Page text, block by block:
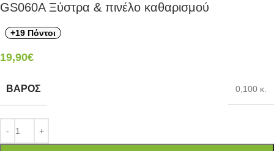
GS060A Ξύστρα & πινέλο καθαρισμού
+19 Πόντοι
19,90€
ΒΆΡΟΣ 0,100 κ.